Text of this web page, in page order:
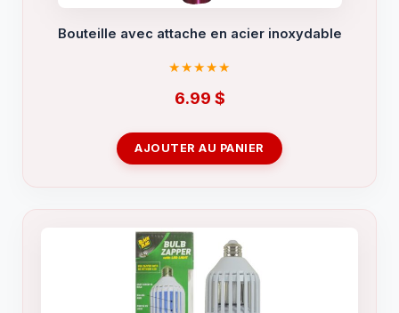
Bouteille avec attache en acier inoxydable
6.99 $
AJOUTER AU PANIER